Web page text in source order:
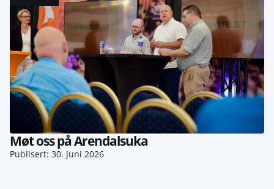
Møt oss på Arendalsuka
Publisert: 30. juni 2026